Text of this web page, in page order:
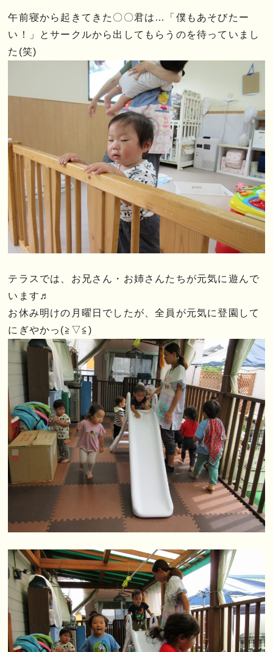
午前寝から起きてきた〇〇君は…「僕もあそびたー
い！」とサークルから出してもらうのを待っていまし
た(笑)
テラスでは、お兄さん・お姉さんたちが元気に遊んで
います♬
お休み明けの月曜日でしたが、全員が元気に登園して
にぎやかっ(≧▽≦)